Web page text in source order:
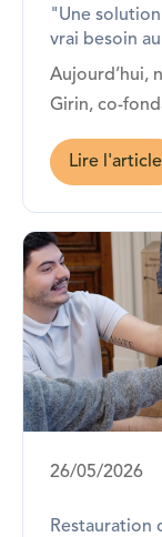
"Une
vrai besoin
Aujourd’hui,
Girin, co-
en place de
vitrine Fricots
Lire l'article
26/05/2026
Restauration